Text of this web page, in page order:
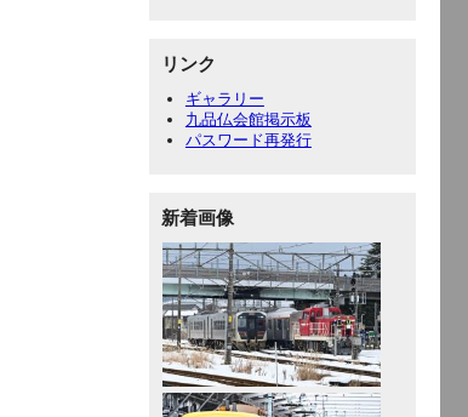
リンク
ギャラリー
九品仏会館掲示板
パスワード再発行
新着画像